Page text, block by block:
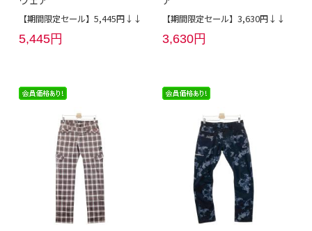
【期間限定セール】5,445円↓↓
5,445円
【期間限定セール】3,630円↓↓
3,630円